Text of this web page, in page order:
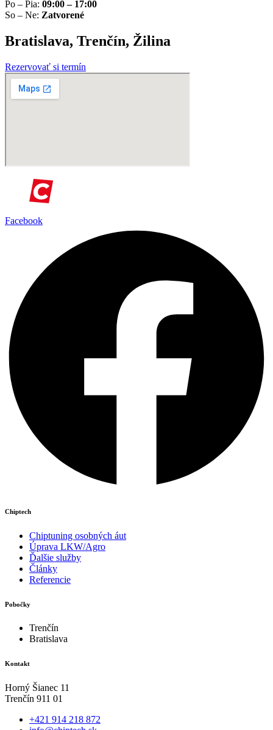
Po – Pia: 09:00 – 17:00
So – Ne: Zatvorené
Bratislava, Trenčín, Žilina
Rezervovať si termín
Facebook
Chiptech
Chiptuning osobných áut
Úprava LKW/Agro
Ďalšie služby
Články
Referencie
Pobočky
Trenčín
Bratislava
Kontakt
Horný Šianec 11
Trenčín 911 01
+421 914 218 872